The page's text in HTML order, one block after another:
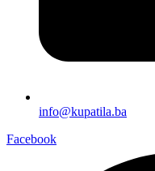
info@kupatila.ba
Facebook